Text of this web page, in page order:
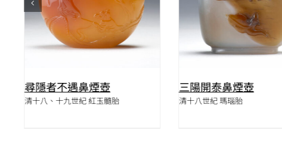
尋隱者不遇鼻煙壺
清十八、十九世紀 紅玉髓胎
三陽開泰鼻煙壺
清十八世紀 瑪瑙胎